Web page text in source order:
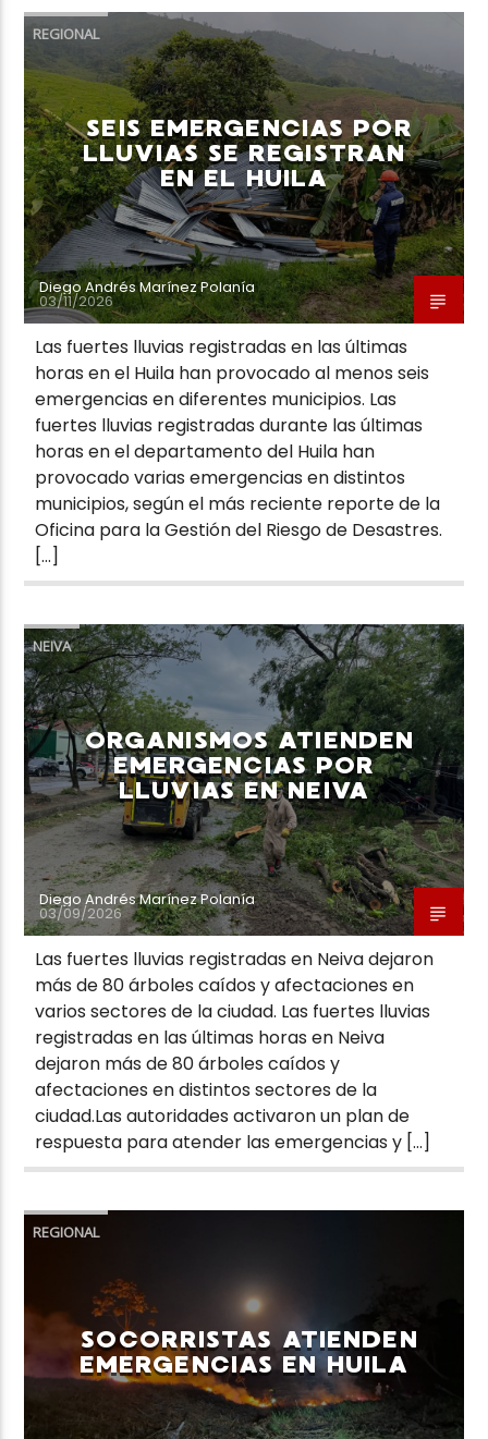
REGIONAL
SEIS EMERGENCIAS POR
LLUVIAS SE REGISTRAN
EN EL HUILA
Diego Andrés Marínez Polanía
03/11/2026
Las fuertes lluvias registradas en las últimas
horas en el Huila han provocado al menos seis
emergencias en diferentes municipios. Las
fuertes lluvias registradas durante las últimas
horas en el departamento del Huila han
provocado varias emergencias en distintos
municipios, según el más reciente reporte de la
Oficina para la Gestión del Riesgo de Desastres.
[…]
NEIVA
ORGANISMOS ATIENDEN
EMERGENCIAS POR
LLUVIAS EN NEIVA
Diego Andrés Marínez Polanía
03/09/2026
Las fuertes lluvias registradas en Neiva dejaron
más de 80 árboles caídos y afectaciones en
varios sectores de la ciudad. Las fuertes lluvias
registradas en las últimas horas en Neiva
dejaron más de 80 árboles caídos y
afectaciones en distintos sectores de la
ciudad.Las autoridades activaron un plan de
respuesta para atender las emergencias y […]
REGIONAL
SOCORRISTAS ATIENDEN
EMERGENCIAS EN HUILA